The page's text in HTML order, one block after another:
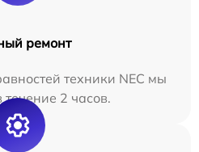
ремонт
техники NEC мы
течение 2 часов.